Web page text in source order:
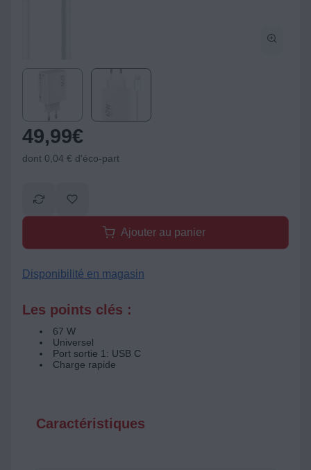
49,99€
dont 0,04 € d'éco-part
Ajouter au panier
Disponibilité en magasin
Les points clés :
67 W
Universel
Port sortie 1: USB C
Charge rapide
Caractéristiques